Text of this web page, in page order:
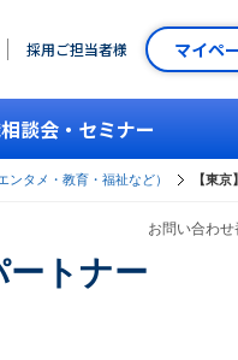
採用ご担当者様 マイペ
談会・セミナー
ンタメ・教育・福祉など） 【東
お問い合わ
トナー